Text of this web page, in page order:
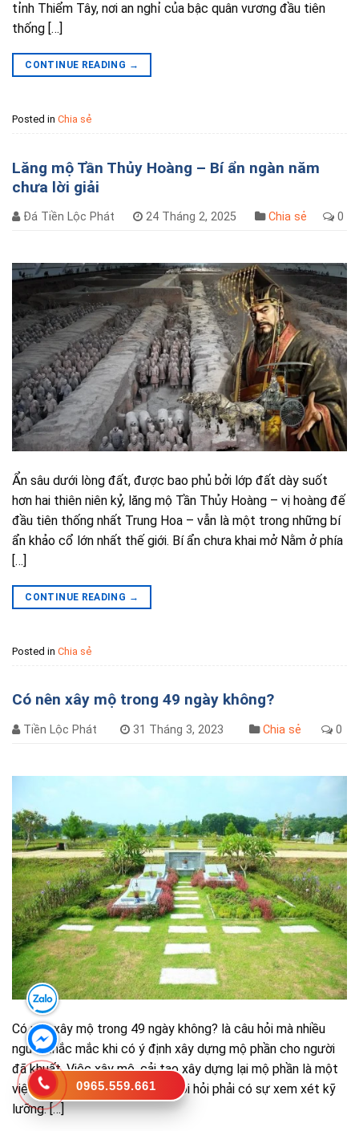
tỉnh Thiểm Tây, nơi an nghỉ của bậc quân vương đầu tiên
thống […]
CONTINUE READING →
Posted in Chia sẻ
Lăng mộ Tần Thủy Hoàng – Bí ẩn ngàn năm
chưa lời giải
Đá Tiền Lộc Phát 24 Tháng 2, 2025 Chia sẻ 0
Ẩn sâu dưới lòng đất, được bao phủ bởi lớp đất dày suốt
hơn hai thiên niên kỷ, lăng mộ Tần Thủy Hoàng – vị hoàng đế
đầu tiên thống nhất Trung Hoa – vẫn là một trong những bí
ẩn khảo cổ lớn nhất thế giới. Bí ẩn chưa khai mở Nằm ở phía
[…]
CONTINUE READING →
Posted in Chia sẻ
Có nên xây mộ trong 49 ngày không?
Tiền Lộc Phát 31 Tháng 3, 2023 Chia sẻ 0
Có nên xây mộ trong 49 ngày không? là câu hỏi mà nhiều
người thắc mắc khi có ý định xây dựng mộ phần cho người
đã khuất. Việc xây mộ, cải tạo xây dựng lại mộ phần là một
việc vô cùng quan trọng nên đòi hỏi phải có sự xem xét kỹ
lưỡng. […]
0965.559.661